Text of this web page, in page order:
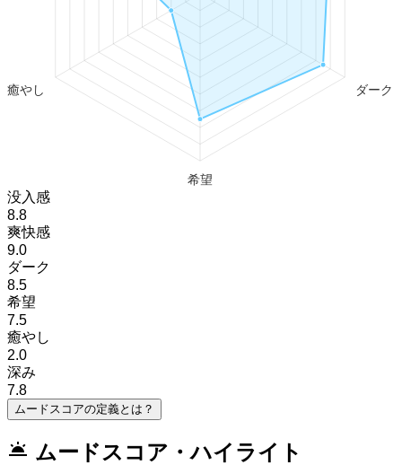
没入感
8.8
爽快感
9.0
ダーク
8.5
希望
7.5
癒やし
2.0
深み
7.8
ムードスコアの定義とは？
wb_twilight ムードスコア・ハイライト